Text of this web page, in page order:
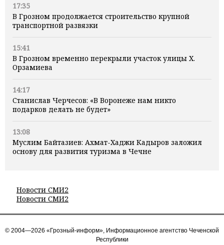
17:35
В Грозном продолжается строительство крупной
транспортной развязки
15:41
В Грозном временно перекрыли участок улицы Х.
Орзамиева
14:17
Станислав Черчесов: «В Воронеже нам никто
подарков делать не будет»
13:08
Муслим Байтазиев: Ахмат-Хаджи Кадыров заложил
основу для развития туризма в Чечне
Новости СМИ2
Новости СМИ2
© 2004—2026 «Грозный-информ», Информационное агентство Чеченской
Республики